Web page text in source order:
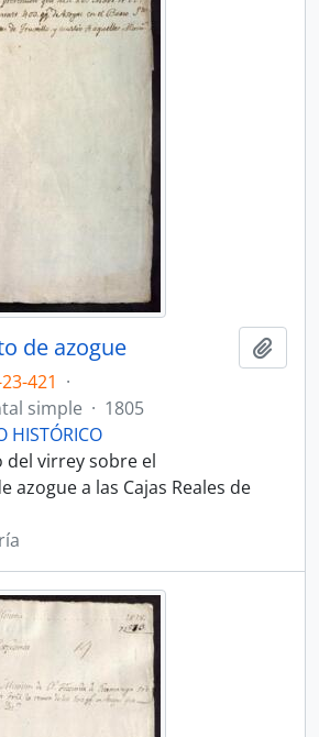
de azogue
421 ·
simple · 1805
HISTÓRICO
del virrey sobre el
azogue a las Cajas Reales de